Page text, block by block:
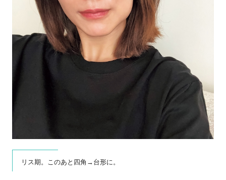
リス期。このあと四角→台形に。